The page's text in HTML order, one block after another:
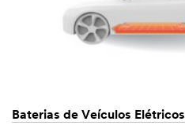
Baterias de Veículos Elétricos